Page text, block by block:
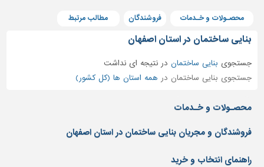
و
پنجره
ساختمانی
نرده
و
حفاظ
کفپوش
محصـولات و خـدمات فروشندگان مطالب مرتبط
بنایی ساختمان در استان اصفهان
جستجوی بنایی ساختمان درنتیجه ای نداشت
جستجوی بنایی ساختمان در همه استان ها (کل کشور)
محصـولات و خـدمات
فروشندگان و مجریان بنایی ساختمان در استان اصفهان
راهنمای انتخاب و خرید